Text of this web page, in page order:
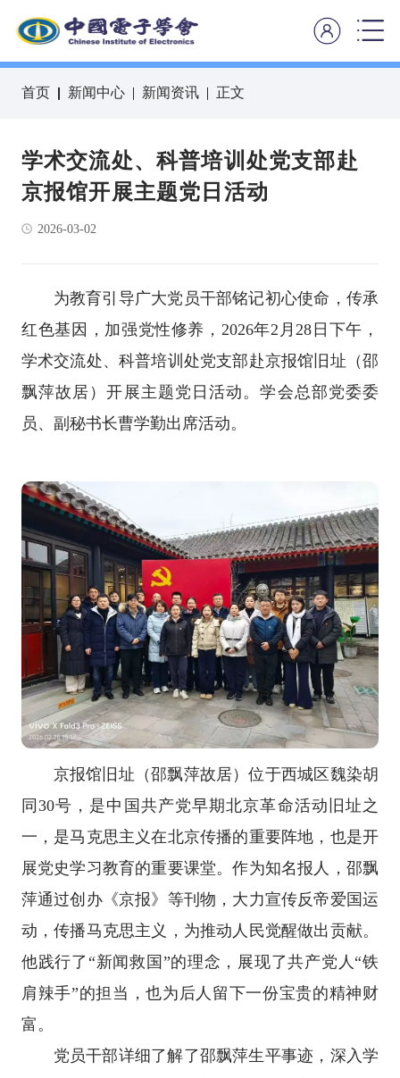
首页 新闻中心 新闻资讯 正文
学术交流处、科普培训处党支部赴
京报馆开展主题党日活动
2026-03-02
为教育引导广大党员干部铭记初心使命，传承
红色基因，加强党性修养，2026年2月28日下午，
学术交流处、科普培训处党支部赴京报馆旧址（邵
飘萍故居）开展主题党日活动。学会总部党委委
员、副秘书长曹学勤出席活动。
京报馆旧址（邵飘萍故居）位于西城区魏染胡
同30号，是中国共产党早期北京革命活动旧址之
一，是马克思主义在北京传播的重要阵地，也是开
展党史学习教育的重要课堂。作为知名报人，邵飘
萍通过创办《京报》等刊物，大力宣传反帝爱国运
动，传播马克思主义，为推动人民觉醒做出贡献。
他践行了“新闻救国”的理念，展现了共产党人“铁
肩辣手”的担当，也为后人留下一份宝贵的精神财
富。
党员干部详细了解了邵飘萍生平事迹，深入学